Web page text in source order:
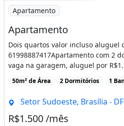
Imagem: Apartamento
Apartamento
Apartamento
Dois quartos valor incluso aluguel
61998887417Apartamento com 2
vaga na garagem, aluguel por
50m² de Área 2 Dormitórios 1
Setor Sudoeste, Brasília - DF
R$1.500 /mês